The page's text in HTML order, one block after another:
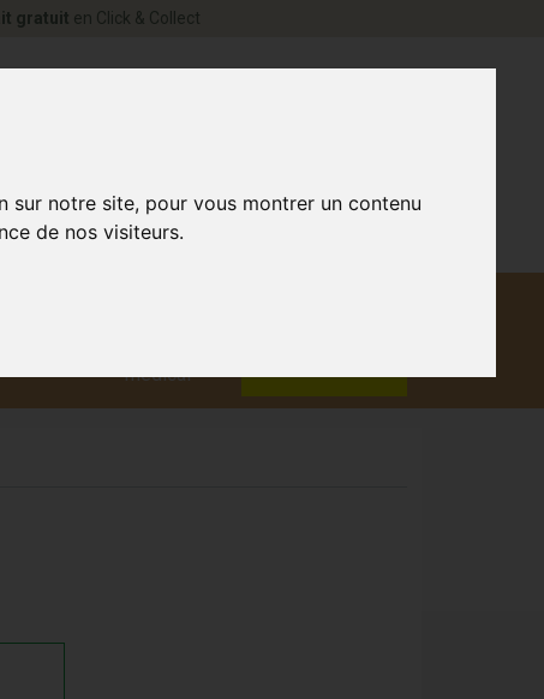
notre site, pour vous montrer un contenu
de nos visiteurs.
gratuit en Click & Collect
médical